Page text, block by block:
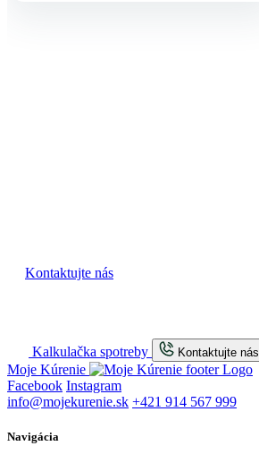
Kontaktujte nás
Kalkulačka spotreby Kontaktujte nás
Moje Kúrenie
Facebook Instagram
info@mojekurenie.sk +421 914 567 999
Navigácia